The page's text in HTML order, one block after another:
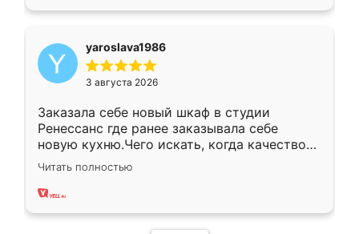
yaroslava1986
3 августа 2026
Заказала себе новый шкаф в студии
Ренессанс где ранее заказывала себе
новую кухню.Чего искать, когда качеством
вполне довольна. Служит кухня уже почти
два года, нареканий нет.
Читать полностью